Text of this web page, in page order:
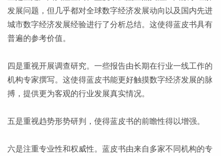
发展问题，但几乎都对全球数字经济发展动向以及国内先进
城市数字经济发展经验进行了分析总结。这使得蓝皮书具有
普遍的参考价值。
四是重视开展调查研究。一些报告由长期在行业一线工作的
机构专家撰写。这使得蓝皮书能更好触摸数字经济发展的脉
搏，提供更为客观的行业发展真实情况。
五是重视趋势形势研判，使得蓝皮书的前瞻性得以增强。
六是注重专业性和权威性。蓝皮书由来自多家不同机构的专